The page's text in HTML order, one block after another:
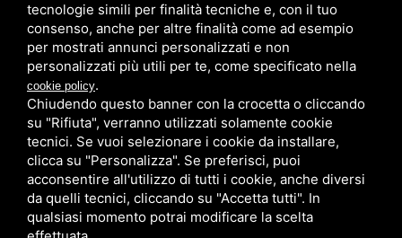
PRIVACY SITEMAP/ QUESTO SITO È PROTETTO DA GOOGLE
RECAPTCHA V3,PRIVACY POLICYE TERMS OF SERVICEDI GOOGLE.
tecnologie simili per finalità tecniche e, con il tuo
consenso, anche per altre finalità come ad esempio
per mostrati annunci personalizzati e non
personalizzati più utili per te, come specificato nella
cookie policy.
Chiudendo questo banner con la crocetta o cliccando
su "Rifiuta", verranno utilizzati solamente cookie
tecnici. Se vuoi selezionare i cookie da installare,
clicca su "Personalizza". Se preferisci, puoi
acconsentire all'utilizzo di tutti i cookie, anche diversi
da quelli tecnici, cliccando su "Accetta tutti". In
qualsiasi momento potrai modificare la scelta